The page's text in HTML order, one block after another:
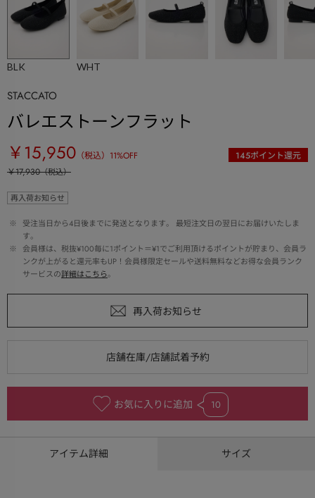
BLK WHT
STACCATO
バレエストーンフラット
￥15,950 （税込） 11%OFF 145ポイント還元
￥17,930（税込）
再入荷お知らせ
※
受注当日から4日後までに発送となります。 最短注文日の翌日にお届けいたしま
す。
※
会員様は、税抜¥100毎に1ポイント＝¥1でご利用頂けるポイントが貯まり、会員ラ
ンクが上がると還元率もUP！会員様限定セールや送料無料などお得な会員ランク
サービスの詳細はこちら。
お気に入りに追加 10
アイテム詳細 サイズ